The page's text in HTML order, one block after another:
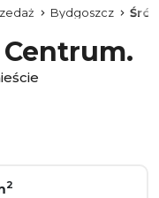
Bydgoszcz
2